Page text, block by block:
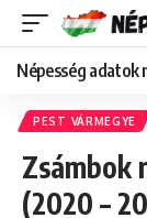
Népesség adatok
PEST VÁRMEGYE
Zsámbok
(2020 –